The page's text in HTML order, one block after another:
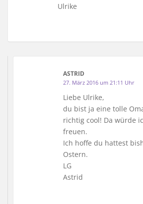
Ulrike
ASTRID
27. März 2016 um 21:11 Uhr
Liebe Ulrike,
du bist ja eine tolle
richtig cool! Da würde
freuen.
Ich hoffe du hattest
Ostern.
LG
Astrid